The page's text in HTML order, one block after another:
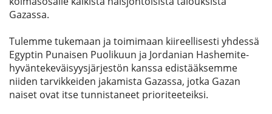
Gazassa.
Tulemme tukemaan ja toimimaan kiireellisesti yhdessä
Egyptin Punaisen Puolikuun ja Jordanian Hashemite-
hyväntekeväisyysjärjestön kanssa edistääksemme
niiden tarvikkeiden jakamista Gazassa, jotka Gazan
naiset ovat itse tunnistaneet prioriteeteiksi.